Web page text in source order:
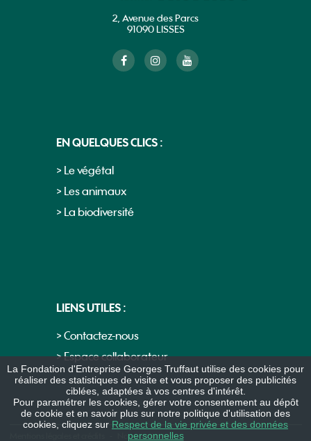
2, Avenue des Parcs
91090 LISSES
EN QUELQUES CLICS :
> Le végétal
> Les animaux
> La biodiversité
LIENS UTILES :
> Contactez-nous
> Espace collaborateur
Nous contacter
La Fondation d'Entreprise Georges Truffaut utilise des cookies pour
réaliser des statistiques de visite et vous proposer des publicités
ciblées, adaptées à vos centres d'intérêt.
Pour paramétrer les cookies, gérer votre consentement au dépôt
de cookie et en savoir plus sur notre politique d'utilisation des
cookies, cliquez sur Respect de la vie privée et des données
personnelles